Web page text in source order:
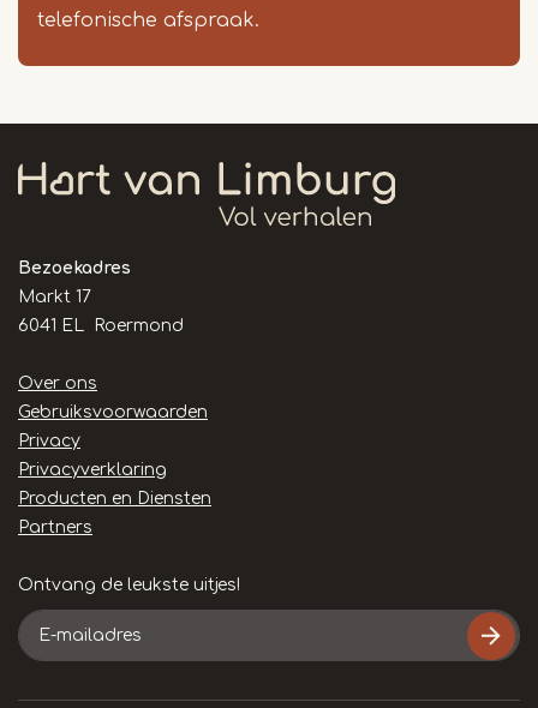
telefonische afspraak.
Bezoekadres
Markt 17
6041 EL Roermond
Handige
links
Over ons
Gebruiksvoorwaarden
Privacy
Privacyverklaring
Producten en Diensten
Partners
Ontvang de leukste uitjes!
E-
mailadres